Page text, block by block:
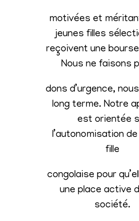
motivées et
jeunes filles
reçoivent une
Nous ne faisons
dons d’urgence,
long terme. Notre
est orientée
l’autonomisation
fille
congolaise pour
une place active
société.